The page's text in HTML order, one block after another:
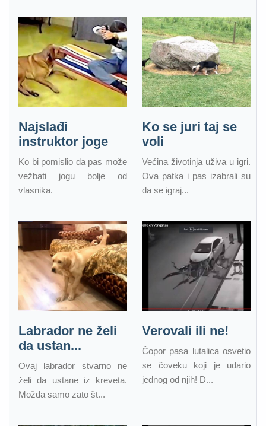
Najslađi
instruktor joge
Ko bi pomislio da pas može
vežbati jogu bolje od
vlasnika.
Ko se juri taj se
voli
Većina životinja uživa u igri.
Ova patka i pas izabrali su
da se igraj...
Labrador ne želi
da ustan...
Ovaj labrador stvarno ne
želi da ustane iz kreveta.
Možda samo zato št...
Verovali ili ne!
Čopor pasa lutalica osvetio
se čoveku koji je udario
jednog od njih! D...